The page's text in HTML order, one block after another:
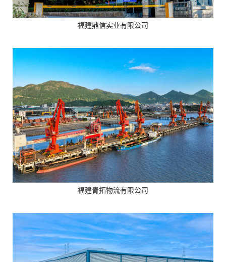
福建鼎信实业有限公司
福建青拓物流有限公司